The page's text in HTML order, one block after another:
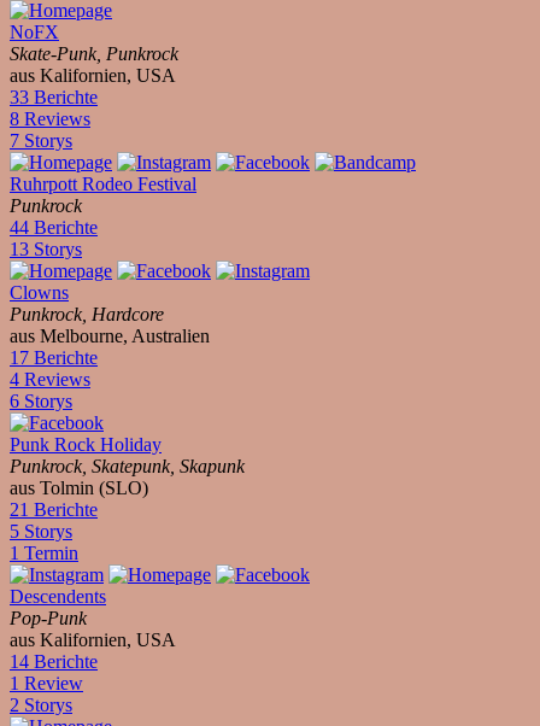
NoFX
Skate-Punk, Punkrock
aus Kalifornien, USA
33 Berichte
8 Reviews
7 Storys
Ruhrpott Rodeo Festival
Punkrock
44 Berichte
13 Storys
Clowns
Punkrock, Hardcore
aus Melbourne, Australien
17 Berichte
4 Reviews
6 Storys
Punk Rock Holiday
Punkrock, Skatepunk, Skapunk
aus Tolmin (SLO)
21 Berichte
5 Storys
1 Termin
Descendents
Pop-Punk
aus Kalifornien, USA
14 Berichte
1 Review
2 Storys